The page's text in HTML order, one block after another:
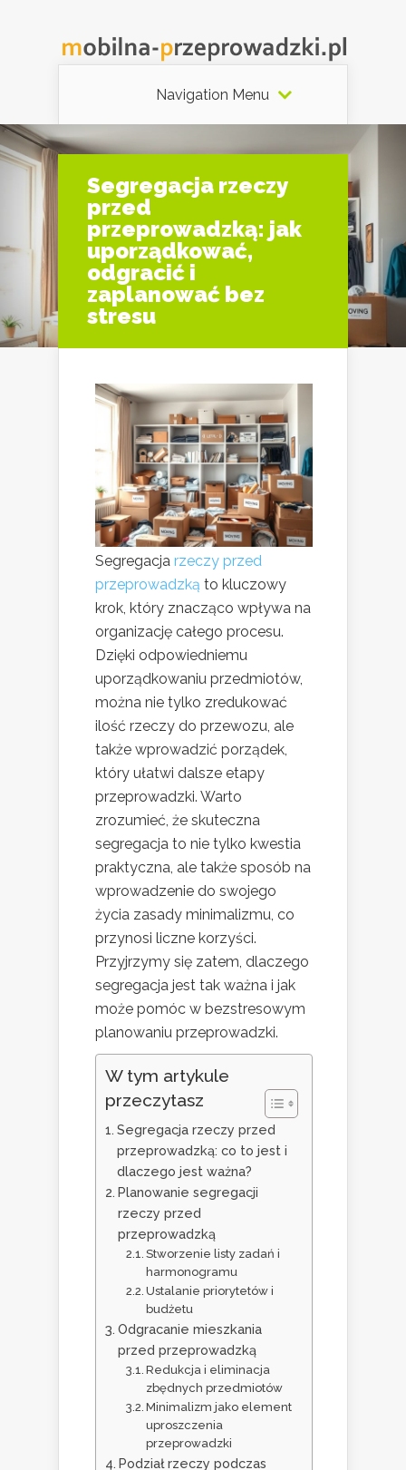
Navigation Menu
Segregacja rzeczy
przed
przeprowadzką: jak
uporządkować,
odgracić i
zaplanować bez
stresu
Segregacja rzeczy przed
przeprowadzką to kluczowy
krok, który znacząco wpływa na
organizację całego procesu.
Dzięki odpowiedniemu
uporządkowaniu przedmiotów,
można nie tylko zredukować
ilość rzeczy do przewozu, ale
także wprowadzić porządek,
który ułatwi dalsze etapy
przeprowadzki. Warto
zrozumieć, że skuteczna
segregacja to nie tylko kwestia
praktyczna, ale także sposób na
wprowadzenie do swojego
życia zasady minimalizmu, co
przynosi liczne korzyści.
Przyjrzymy się zatem, dlaczego
segregacja jest tak ważna i jak
może pomóc w bezstresowym
planowaniu przeprowadzki.
W tym artykule
przeczytasz
Segregacja rzeczy przed
przeprowadzką: co to jest i
dlaczego jest ważna?
Planowanie segregacji
rzeczy przed
przeprowadzką
Stworzenie listy zadań i
harmonogramu
Ustalanie priorytetów i
budżetu
Odgracanie mieszkania
przed przeprowadzką
Redukcja i eliminacja
zbędnych przedmiotów
Minimalizm jako element
uproszczenia
przeprowadzki
Podział rzeczy podczas